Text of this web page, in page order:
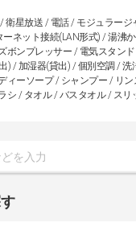
衛星放送 / 電話 / モジュラージ
ーネット接続(LAN形式) / 湯沸
ボンプレッサー / 電気スタン
) / 加湿器(貸出) / 個別空調 / 洗
ィーソープ / シャンプー / リ
シ / タオル / バスタオル / スリ